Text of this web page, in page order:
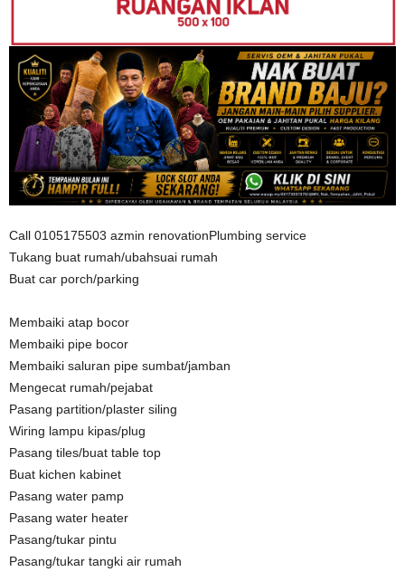
Call 0105175503 azmin renovationPlumbing service
Tukang buat rumah/ubahsuai rumah
Buat car porch/parking
Membaiki atap bocor
Membaiki pipe bocor
Membaiki saluran pipe sumbat/jamban
Mengecat rumah/pejabat
Pasang partition/plaster siling
Wiring lampu kipas/plug
Pasang tiles/buat table top
Buat kichen kabinet
Pasang water pamp
Pasang water heater
Pasang/tukar pintu
Pasang/tukar tangki air rumah